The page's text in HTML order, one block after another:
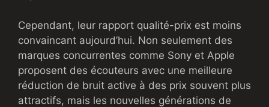
Cependant, leur rapport qualité-prix est moins
convaincant aujourd’hui. Non seulement des
marques concurrentes comme Sony et Apple
proposent des écouteurs avec une meilleure
réduction de bruit active à des prix souvent plus
attractifs, mais les nouvelles générations de